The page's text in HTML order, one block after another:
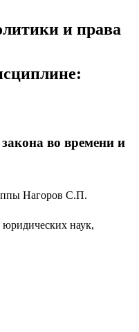
и права
во времени и
Нагоров С.П.
наук,